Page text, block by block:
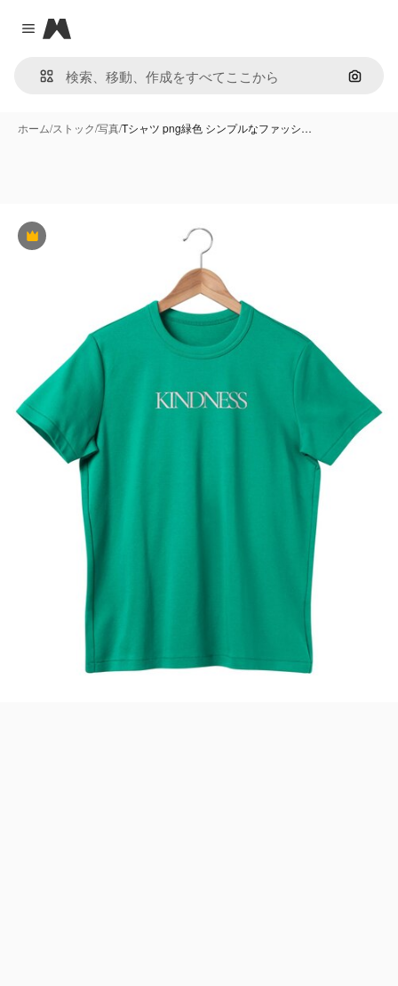
Close menu
Magnific
画像で
ホーム/ストック/写真/Tシャツ png緑色 シンプルなファッシ…
Premium